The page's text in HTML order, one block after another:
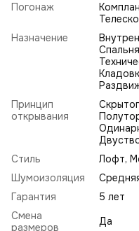
Погонаж
Назначение
Принцип
открывания
Стиль
Лофт,
Шумоизоляция
Гарантия
5 лет
Смена
размеров
Да